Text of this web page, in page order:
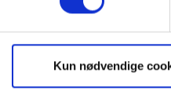
Kun nødvendige
fokus
og alt